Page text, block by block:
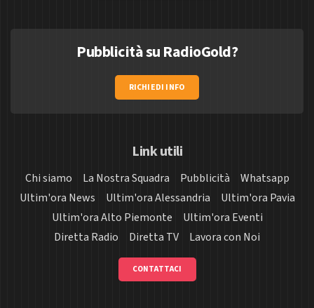
Pubblicità su RadioGold?
RICHIEDI INFO
Link utili
Chi siamo La Nostra Squadra Pubblicità
Whatsapp
Ultim'ora News
Ultim'ora Alessandria
Ultim'ora Pavia
Ultim'ora Alto Piemonte
Ultim'ora Eventi
Diretta Radio
Diretta TV Lavora con Noi
CONTATTACI